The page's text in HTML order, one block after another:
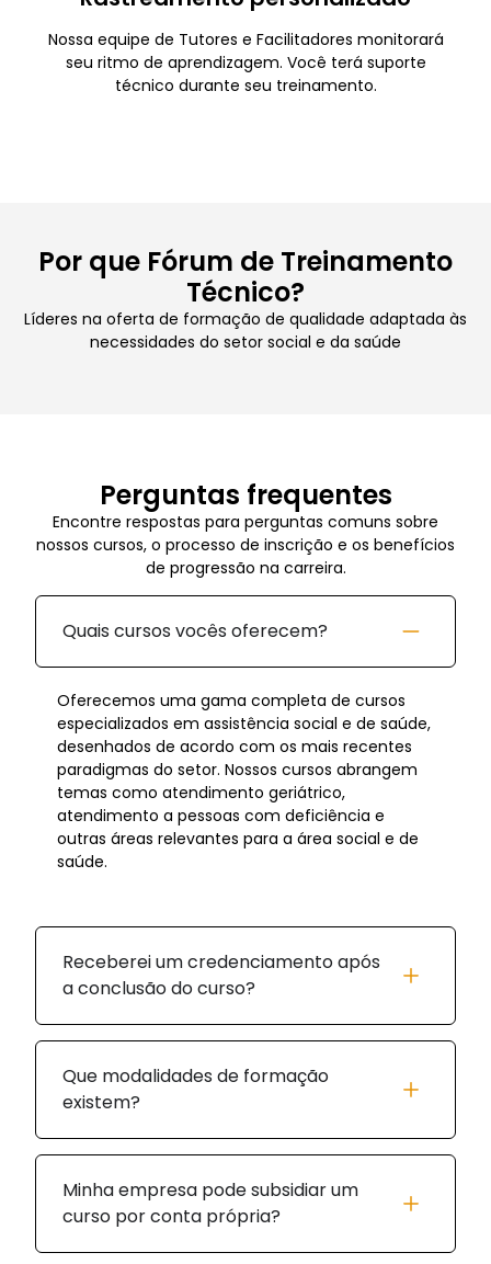
Nossa equipe de Tutores e Facilitadores monitorará
seu ritmo de aprendizagem. Você terá suporte
técnico durante seu treinamento.
Por que Fórum de Treinamento
Técnico?
Líderes na oferta de formação de qualidade adaptada às
necessidades do setor social e da saúde
Perguntas frequentes
Encontre respostas para perguntas comuns sobre
nossos cursos, o processo de inscrição e os benefícios
de progressão na carreira.
Quais cursos vocês oferecem?
Oferecemos uma gama completa de cursos
especializados em assistência social e de saúde,
desenhados de acordo com os mais recentes
paradigmas do setor. Nossos cursos abrangem
temas como atendimento geriátrico,
atendimento a pessoas com deficiência e
outras áreas relevantes para a área social e de
saúde.
Receberei um credenciamento após
a conclusão do curso?
Que modalidades de formação
existem?
Minha empresa pode subsidiar um
curso por conta própria?